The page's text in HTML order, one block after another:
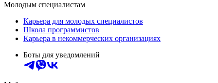
Молодым специалистам
Карьера для молодых специалистов
Школа программистов
Карьера в некоммерческих организациях
Боты для уведомлений